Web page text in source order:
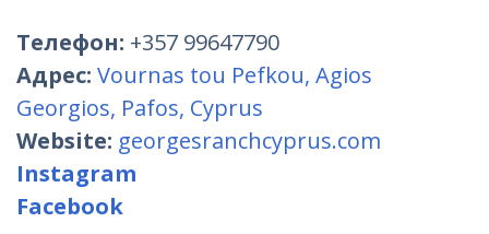
Телефон: +357 99647790
Адрес: Vournas tou Pefkou, Agios
Georgios, Pafos, Cyprus
Website: georgesranchcyprus.com
Instagram
Facebook